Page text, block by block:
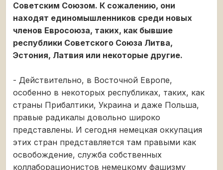
Советским Союзом. К сожалению, они
находят единомышленников среди новых
членов Евросоюза, таких, как бывшие
республики Советского Союза Литва,
Эстония, Латвия или некоторые другие.
- Действительно, в Восточной Европе,
особенно в некоторых республиках, таких, как
страны Прибалтики, Украина и даже Польша,
правые радикалы довольно широко
представлены. И сегодня немецкая оккупация
этих стран представляется там правыми как
освобождение, служба собственных
коллаборационистов немецкому фашизму